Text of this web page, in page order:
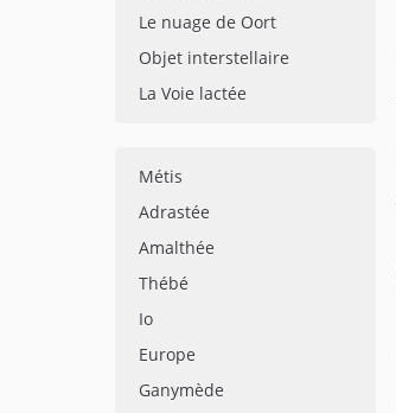
Le nuage de Oort
Objet interstellaire
La Voie lactée
Métis
Adrastée
Amalthée
Thébé
Io
Europe
Ganymède